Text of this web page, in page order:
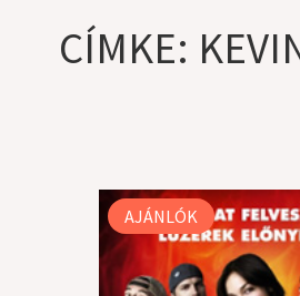
CÍMKE:
AJÁNLÓK